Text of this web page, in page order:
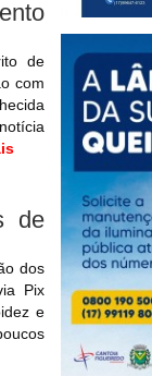
de
com
de
dos
Pix
e